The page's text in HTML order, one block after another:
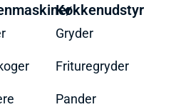
Køkkenudstyr
Gryder
Frituregryder
Pander